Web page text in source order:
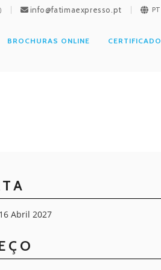
info@fatimaexpresso.pt PT
BROCHURAS ONLINE CERTIFICADO
Abril 2027